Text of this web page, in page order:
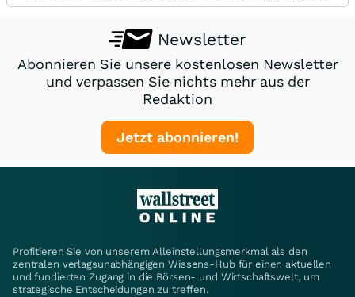
Newsletter
Abonnieren Sie unsere kostenlosen Newsletter
und verpassen Sie nichts mehr aus der
Redaktion
Jetzt abonnieren!
Profitieren Sie von unserem Alleinstellungsmerkmal als den
zentralen verlagsunabhängigen Wissens-Hub für einen aktuellen
und fundierten Zugang in die Börsen- und Wirtschaftswelt, um
strategische Entscheidungen zu treffen.